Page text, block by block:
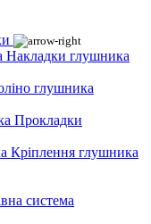
Накладки глушника
глушника
Прокладки
Кріплення глушника
система